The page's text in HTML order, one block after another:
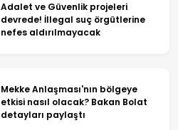
Adalet ve Güvenlik projeleri
devrede! İllegal suç örgütlerine
nefes aldırılmayacak
Mekke Anlaşması'nın bölgeye
etkisi nasıl olacak? Bakan Bolat
detayları paylaştı